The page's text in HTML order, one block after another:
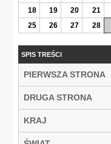
18
19 20 21
25
26 27 28
SPIS TREŚCI
PIERWSZA STRONA
DRUGA STRONA
KRAJ